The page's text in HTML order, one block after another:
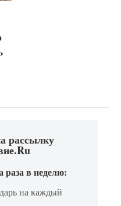
рассылку
раза в неделю:
на каждый